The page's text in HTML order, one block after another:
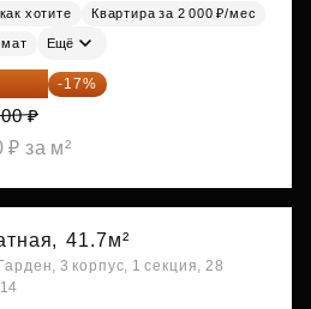
хотите
Квартира за 2 000 ₽/мес
Ещё
₽ -17%
₽
₽ за м²
41.7м²
3 корпус, 1 секция, 28